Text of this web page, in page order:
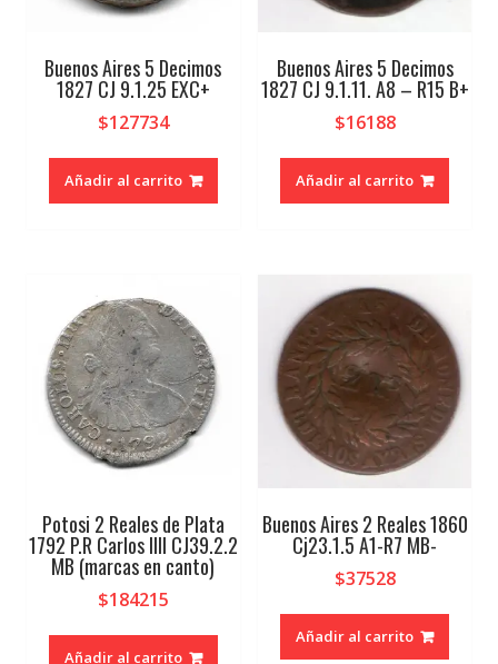
Buenos Aires 5 Decimos
1827 CJ 9.1.25 EXC+
$127734
Añadir al carrito
Buenos Aires 5 Decimos
1827 CJ 9.1.11. A8 – R15 B+
$16188
Añadir al carrito
Potosi 2 Reales de Plata
1792 P.R Carlos IIII CJ39.2.2
MB (marcas en canto)
$184215
Añadir al carrito
Buenos Aires 2 Reales 1860
Cj23.1.5 A1-R7 MB-
$37528
Añadir al carrito